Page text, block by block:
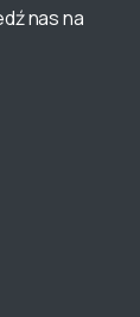
nas na